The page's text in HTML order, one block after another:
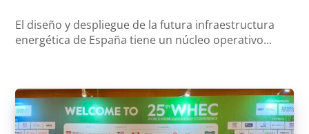
El diseño y despliegue de la futura infraestructura
energética de España tiene un núcleo operativo...